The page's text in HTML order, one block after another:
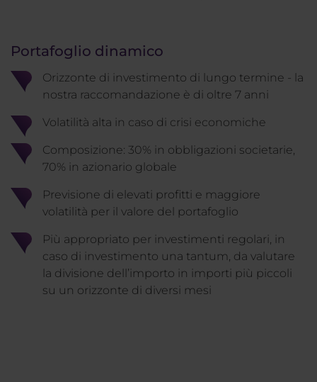
Portafoglio dinamico
Orizzonte di investimento di lungo termine - la
nostra raccomandazione è di oltre 7 anni
Volatilità alta in caso di crisi economiche
Composizione: 30% in obbligazioni societarie,
70% in azionario globale
Previsione di elevati profitti e maggiore
volatilità per il valore del portafoglio
Più appropriato per investimenti regolari, in
caso di investimento una tantum, da valutare
la divisione dell’importo in importi più piccoli
su un orizzonte di diversi mesi